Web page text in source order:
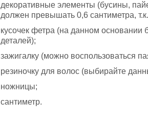
декоративные элементы (бусины,
должен превышать 0,6 сантиметра,
кусочек фетра (на данном основании
деталей);
зажигалку (можно воспользоваться
резиночку для волос (выбирайте
ножницы;
сантиметр.